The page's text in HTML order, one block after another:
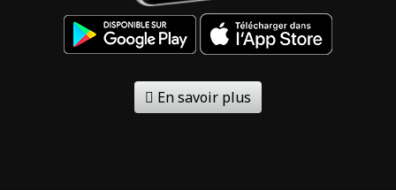
En savoir plus